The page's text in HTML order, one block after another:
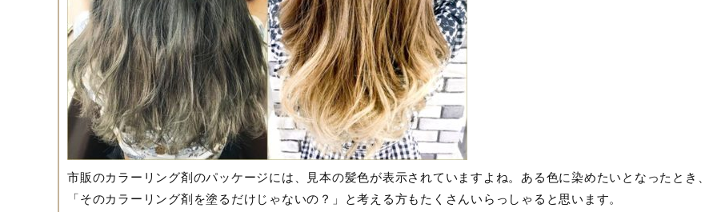
市販のカラーリング剤のパッケージには、見本の髪色が表示されていますよね。ある色に染めたいとなったとき、
「そのカラーリング剤を塗るだけじゃないの？」と考える方もたくさんいらっしゃると思います。